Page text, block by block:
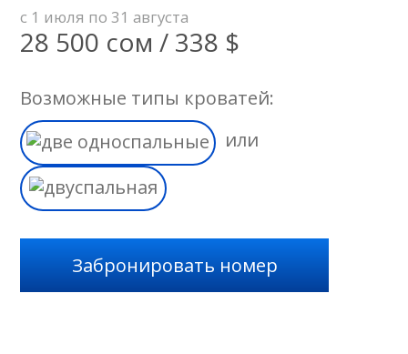
с 1 июля по 31 августа
28 500 сом / 338 $
Возможные типы кроватей:
или
Забронировать номер